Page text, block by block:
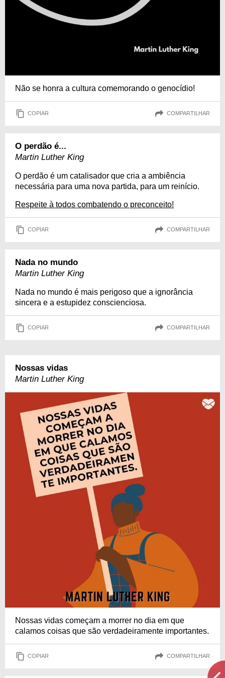
Não se honra a cultura comemorando o genocídio!
COPIAR COMPARTILHAR
O perdão é...
Martin Luther King
O perdão é um catalisador que cria a ambiência
necessária para uma nova partida, para um reinício.
Respeite à todos combatendo o preconceito!
COPIAR COMPARTILHAR
Nada no mundo
Martin Luther King
Nada no mundo é mais perigoso que a ignorância
sincera e a estupidez conscienciosa.
COPIAR COMPARTILHAR
Nossas vidas
Martin Luther King
Nossas vidas começam a morrer no dia em que
calamos coisas que são verdadeiramente importantes.
COPIAR COMPARTILHAR